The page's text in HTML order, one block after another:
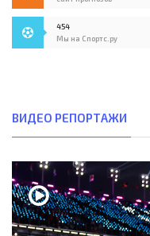
454
Мы на Спортс.ру
ВИДЕО РЕПОРТАЖИ